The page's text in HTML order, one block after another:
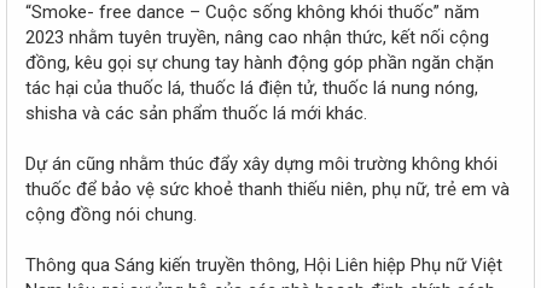
“Smoke- free dance – Cuộc sống không khói thuốc” năm
2023 nhằm tuyên truyền, nâng cao nhận thức, kết nối cộng
đồng, kêu gọi sự chung tay hành động góp phần ngăn chặn
tác hại của thuốc lá, thuốc lá điện tử, thuốc lá nung nóng,
shisha và các sản phẩm thuốc lá mới khác.
Dự án cũng nhằm thúc đẩy xây dựng môi trường không khói
thuốc để bảo vệ sức khoẻ thanh thiếu niên, phụ nữ, trẻ em và
cộng đồng nói chung.
Thông qua Sáng kiến truyền thông, Hội Liên hiệp Phụ nữ Việt